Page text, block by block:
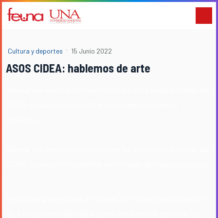
Cultura y deportes 15 Junio 2022
ASOS CIDEA: hablemos de arte